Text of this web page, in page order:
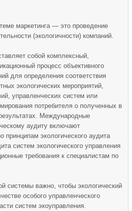
маркетинга — это проведение
(экологичности) компаний.
собой комплексный,
процесс объективного
для определения соответствия
экологических мероприятий,
управленческих систем или
потребителя о полученных в
Международные
аудиту включают
принципам экологического аудита
систем экологического управления
требования к специалистам по
системы важно, чтобы экологический
особого управленческого
систем экоуправления.